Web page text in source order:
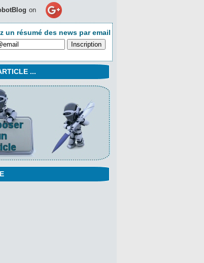
on
un résumé des news par email
...